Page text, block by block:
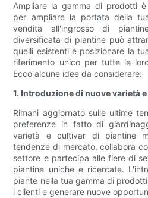
Ampliare la gamma di prodotti
per ampliare la portata della
vendita all'ingrosso di
diversificata di piantine può
quelli esistenti e posizionare la
riferimento unico per tutte le
Ecco alcune idee da considerare:
1. Introduzione di nuove varietà
Rimani aggiornato sulle ultime
preferenze in fatto di
varietà e cultivar di piantine
tendenze di mercato, collabora
settore e partecipa alle fiere di
piantine uniche e ricercate.
piante nella tua gamma di
i clienti e generare nuove